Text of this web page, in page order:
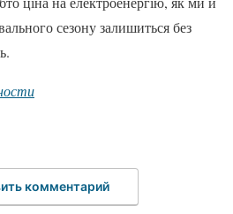
сезону залишиться без
комментарий